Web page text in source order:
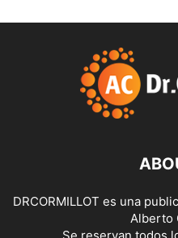
DRCORMILLOT es una
Alberto